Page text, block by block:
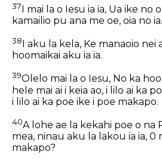
37I mai la o Iesu ia ia, Ua ike no
kamailio pu ana me oe, oia no ia.
38
I aku la kela, Ke manaoio nei
hoomaikai aku ia ia.
39Olelo mai la o Iesu, No ka
hele mai ai i keia ao, i lilo ai ka
i lilo ai ka poe ike i poe makapo.
40A lohe ae la kekahi poe o na
mea, ninau aku la lakou ia ia, 0
makapo?